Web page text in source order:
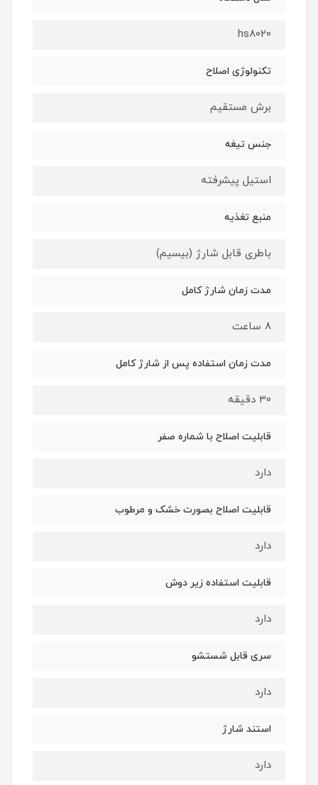
hs8020
تکنولوژی اصلاح
برش مستقیم
جنس تیغه
استیل پیشرفته
منبع تغذیه
باطری قابل شارژ (بیسیم)
مدت زمان شارژ کامل
8 ساعت
مدت زمان استفاده پس از شارژ کامل
30 دقیقه
قابلیت اصلاح با شماره صفر
دارد
قابلیت اصلاح بصورت خشک و مرطوب
دارد
قابلیت استفاده زیر دوش
دارد
سری قابل شستشو
دارد
استند شارژ
دارد